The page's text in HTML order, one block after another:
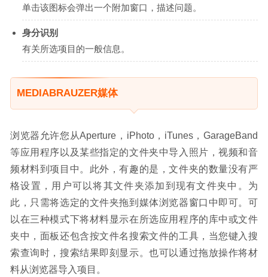
单击该图标会弹出一个附加窗口，描述问题。
身分识别
有关所选项目的一般信息。
MEDIABRAUZER媒体
浏览器允许您从Aperture，iPhoto，iTunes，GarageBand
等应用程序以及某些指定的文件夹中导入照片，视频和音
频材料到项目中。此外，有趣的是，文件夹的数量没有严
格设置，用户可以将其文件夹添加到现有文件夹中。为
此，只需将选定的文件夹拖到媒体浏览器窗口中即可。可
以在三种模式下将材料显示在所选应用程序的库中或文件
夹中，面板还包含按文件名搜索文件的工具，当您键入搜
索查询时，搜索结果即刻显示。也可以通过拖放操作将材
料从浏览器导入项目。